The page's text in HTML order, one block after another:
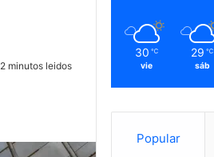
2 minutos leidos
30 ℃
vie
29 ℃
sáb
Popular